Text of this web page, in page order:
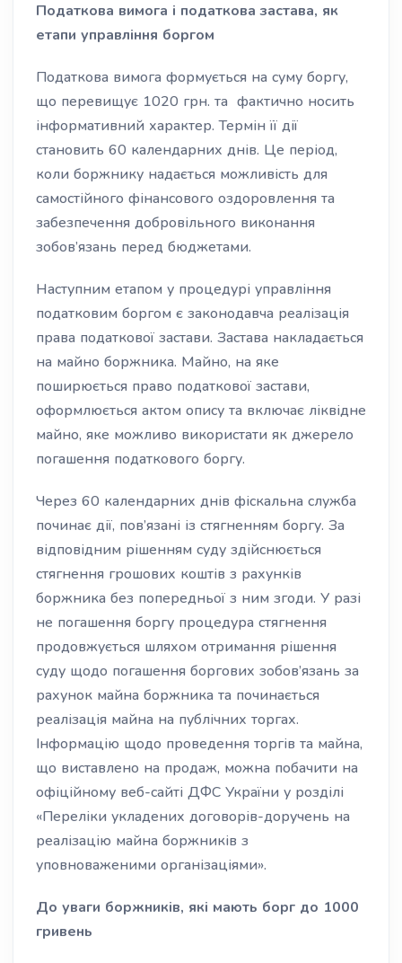
Податкова вимога і податкова застава, як
етапи управління боргом
Податкова вимога формується на суму боргу,
що перевищує 1020 грн. та фактично носить
інформативний характер. Термін її дії
становить 60 календарних днів. Це період,
коли боржнику надається можливість для
самостійного фінансового оздоровлення та
забезпечення добровільного виконання
зобов’язань перед бюджетами.
Наступним етапом у процедурі управління
податковим боргом є законодавча реалізація
права податкової застави. Застава накладається
на майно боржника. Майно, на яке
поширюється право податкової застави,
оформлюється актом опису та включає ліквідне
майно, яке можливо використати як джерело
погашення податкового боргу.
Через 60 календарних днів фіскальна служба
починає дії, пов’язані із стягненням боргу. За
відповідним рішенням суду здійснюється
стягнення грошових коштів з рахунків
боржника без попередньої з ним згоди. У разі
не погашення боргу процедура стягнення
продовжується шляхом отримання рішення
суду щодо погашення боргових зобов’язань за
рахунок майна боржника та починається
реалізація майна на публічних торгах.
Інформацію щодо проведення торгів та майна,
що виставлено на продаж, можна побачити на
офіційному веб-сайті ДФС України у розділі
«Переліки укладених договорів-доручень на
реалізацію майна боржників з
уповноваженими організаціями».
До уваги боржників, які мають борг до 1000
гривень